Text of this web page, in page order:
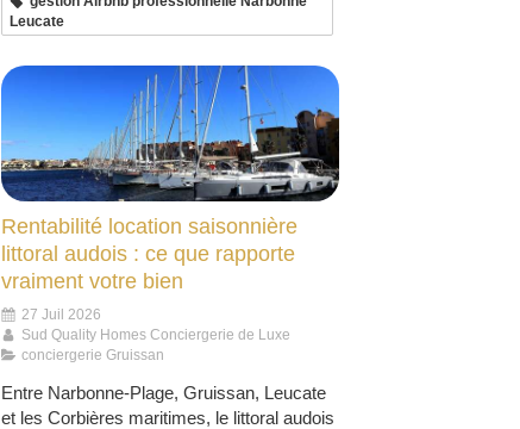
Leucate
Rentabilité location saisonnière
littoral audois : ce que rapporte
vraiment votre bien
27 Juil 2026
Sud Quality Homes Conciergerie de Luxe
conciergerie Gruissan
Entre Narbonne-Plage, Gruissan, Leucate
et les Corbières maritimes, le littoral audois